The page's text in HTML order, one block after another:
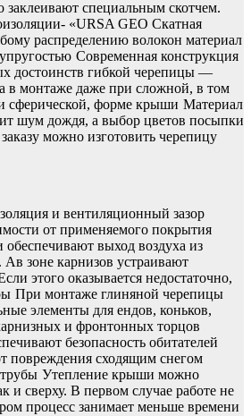
заклеивают специальным скотчем.
«URSA GEO Скатная
распределению волокон материал
Современная конструкция
достоинств гибкой черепицы —
в монтаже даже при сложной, в том
сферической, форме крыши Материал
шум дождя, а выбор цветов посыпки
можно изготовить черепицу
и вентиляционный зазор
от применяемого покрытия
выход воздуха из
Ав зоне карнизов устраивают
этого оказывается недостаточно,
При монтаже глиняной черепицы
элементы для ендов, коньков,
и фронтонных торцов
безопасность обитателей
повреждения сходящим снегом
Утепление крыши можно
и сверху. В первом случае работе не
процесс занимает меньше времени